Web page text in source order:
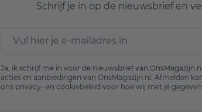
Schrijf je in op de nieuwsbrief en
E-mailadres
Ja, ik schrijf me in voor de nieuwsbrief van
acties en aanbiedingen van OnsMagazijn.nl. Afmelden
ons privacy- en cookiebeleid voor hoe wij met je